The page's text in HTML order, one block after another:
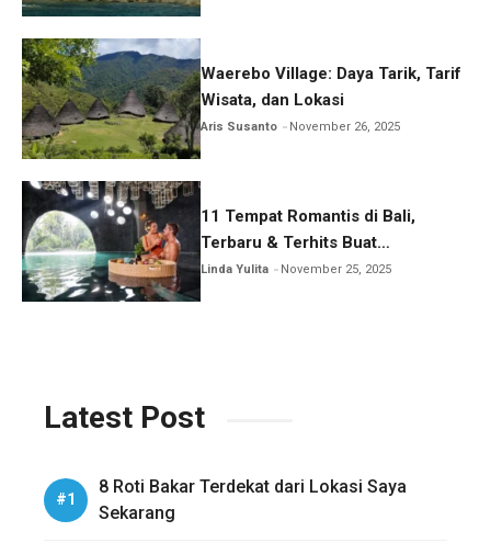
Waerebo Village: Daya Tarik, Tarif
Wisata, dan Lokasi
Aris Susanto November 26, 2025
11 Tempat Romantis di Bali,
Terbaru & Terhits Buat
Honeymoon
Linda Yulita November 25, 2025
Latest Post
8 Roti Bakar Terdekat dari Lokasi Saya
Sekarang